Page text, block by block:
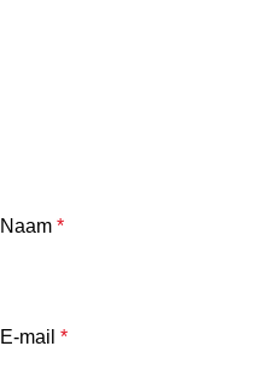
Naam *
E-mail *